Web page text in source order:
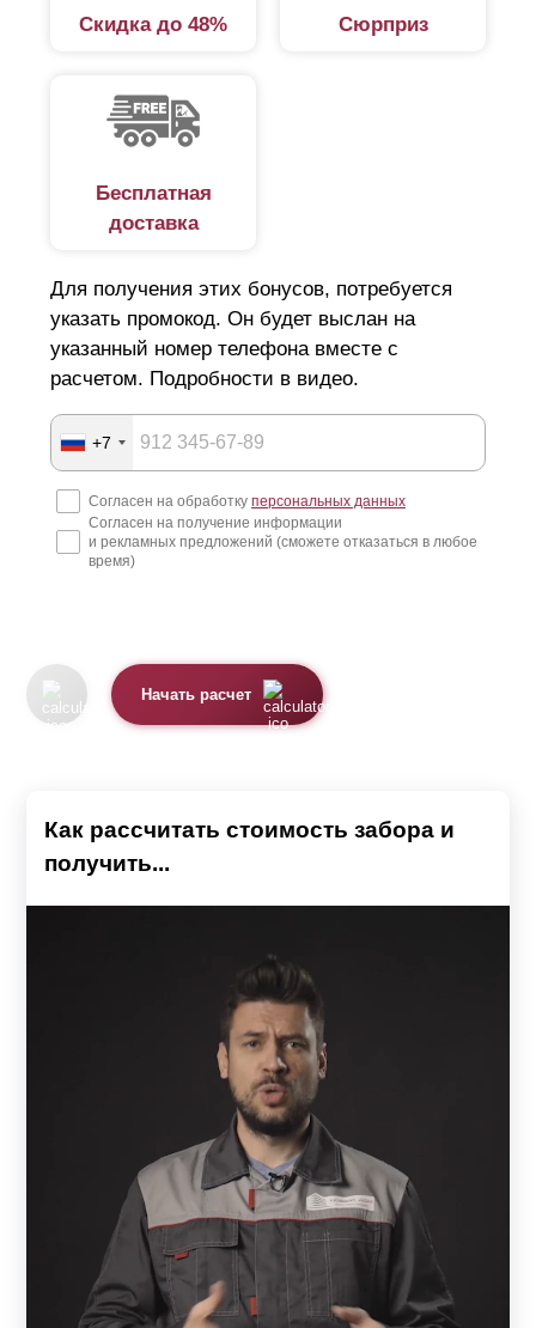
Скидка до 48% Сюрприз
Бесплатная
доставка
Для получения этих бонусов, потребуется
указать промокод. Он будет выслан на
указанный номер телефона вместе с
расчетом. Подробности в видео.
+7
Согласен на обработку персональных данных
Согласен на получение информации
и рекламных предложений (сможете отказаться в любое
время)
Начать расчет
Как рассчитать стоимость забора и
получить...